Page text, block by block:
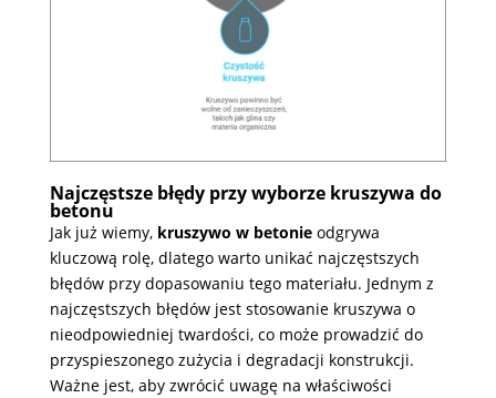
Najczęstsze błędy przy wyborze kruszywa do
betonu
Jak już wiemy, kruszywo w betonieodgrywa
kluczową rolę, dlatego warto unikać najczęstszych
błędów przy dopasowaniu tego materiału. Jednym z
najczęstszych błędów jest stosowanie kruszywa o
nieodpowiedniej twardości, co może prowadzić do
przyspieszonego zużycia i degradacji konstrukcji.
Ważne jest, aby zwrócić uwagę na właściwości